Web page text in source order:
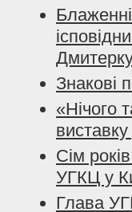
Знакові
«Нічого
Сім
УГКЦ у
Глава